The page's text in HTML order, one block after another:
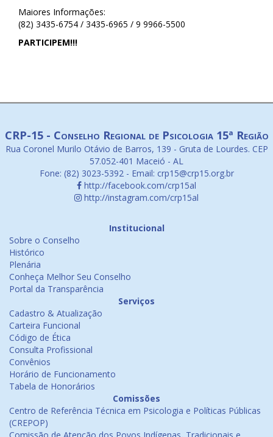
Maiores Informações:
(82) 3435-6754 / 3435-6965 / 9 9966-5500
PARTICIPEM!!!
CRP-15 - Conselho Regional de Psicologia 15ª Região
Rua Coronel Murilo Otávio de Barros, 139 - Gruta de Lourdes. CEP
57.052-401 Maceió - AL
Fone: (82) 3023-5392 - Email: crp15@crp15.org.br
http://facebook.com/crp15al
http://instagram.com/crp15al
Institucional
Sobre o Conselho
Histórico
Plenária
Conheça Melhor Seu Conselho
Portal da Transparência
Serviços
Cadastro & Atualização
Carteira Funcional
Código de Ética
Consulta Profissional
Convênios
Horário de Funcionamento
Tabela de Honorários
Comissões
Centro de Referência Técnica em Psicologia e Políticas Públicas
(CREPOP)